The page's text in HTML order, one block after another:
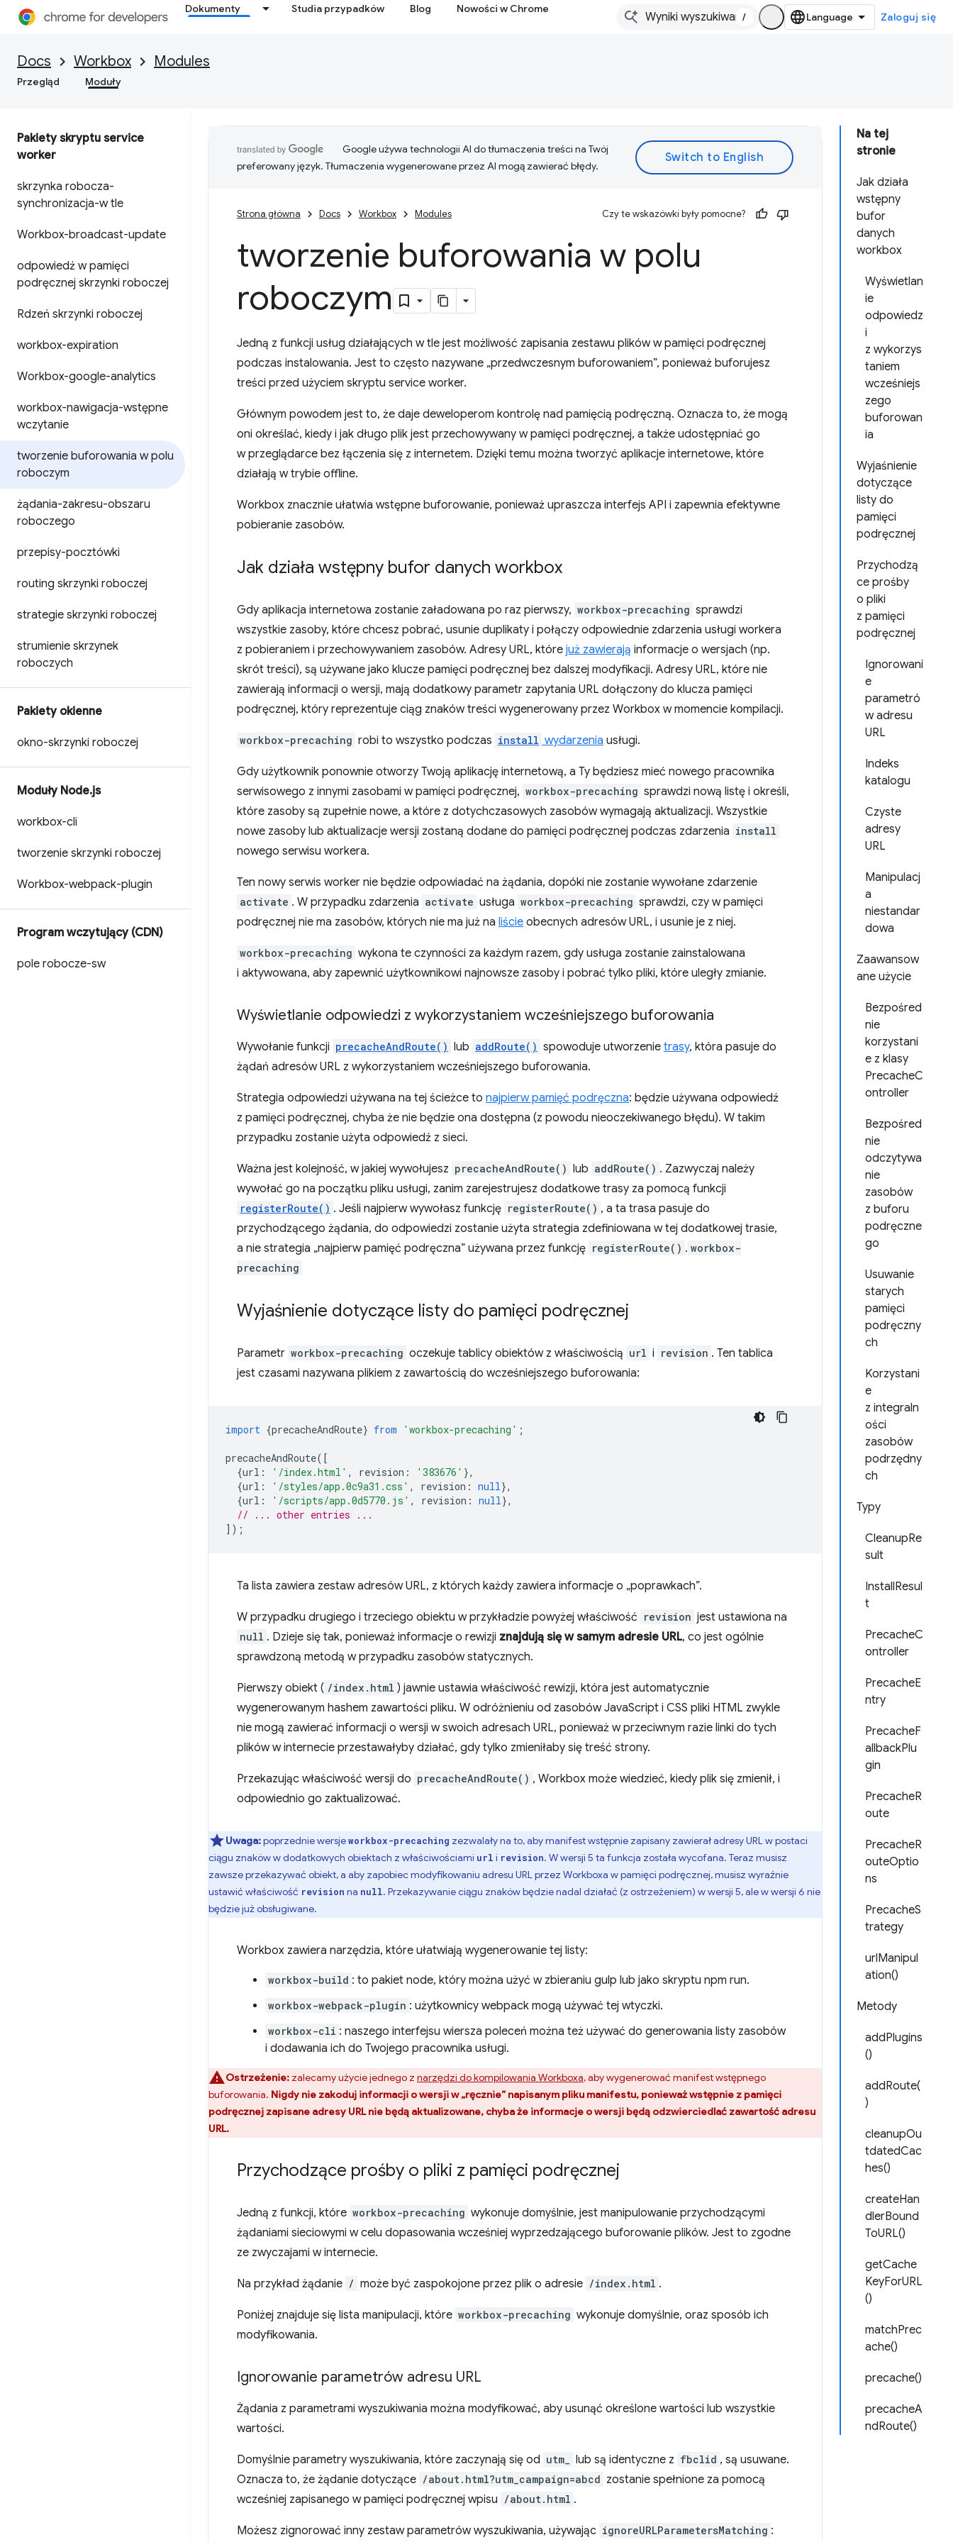
Dokumenty Studia przypadków Blog Nowości w Chrome
/ Zaloguj się
Docs Workbox Modules
Przegląd Moduły
Pakiety skryptu service
worker
skrzynka robocza-
synchronizacja-w tle
Workbox-broadcast-update
odpowiedź w pamięci
podręcznej skrzynki roboczej
Rdzeń skrzynki roboczej
workbox-expiration
Workbox-google-analytics
workbox-nawigacja-wstępne
wczytanie
tworzenie buforowania w polu
roboczym
żądania-zakresu-obszaru
roboczego
przepisy-pocztówki
routing skrzynki roboczej
strategie skrzynki roboczej
strumienie skrzynek
roboczych
Pakiety okienne
okno-skrzynki roboczej
Moduły Node.js
workbox-cli
tworzenie skrzynki roboczej
Workbox-webpack-plugin
Program wczytujący (CDN)
pole robocze-sw
Na tej
stronie
Jak działa
wstępny
bufor
danych
workbox
Wyświetlan
ie
odpowiedz
i
z wykorzys
taniem
wcześniejs
zego
buforowan
ia
Wyjaśnienie
dotyczące
listy do
pamięci
podręcznej
Przychodzą
ce prośby
o pliki
z pamięci
podręcznej
Ignorowani
e
parametró
w adresu
URL
Indeks
katalogu
Czyste
adresy
URL
Manipulacj
a
niestandar
dowa
Zaawansow
ane użycie
Bezpośred
nie
korzystani
e z klasy
PrecacheC
ontroller
Bezpośred
nie
odczytywa
nie
zasobów
z buforu
podręczne
go
Usuwanie
starych
pamięci
podręczny
ch
Korzystani
e
z integraln
ości
zasobów
podrzędny
ch
Typy
CleanupRe
sult
InstallResul
t
PrecacheC
ontroller
PrecacheE
ntry
PrecacheF
allbackPlu
gin
PrecacheR
oute
PrecacheR
outeOptio
ns
PrecacheS
trategy
urlManipul
ation()
Metody
addPlugins
()
addRoute(
)
cleanupOu
tdatedCac
hes()
createHan
dlerBound
ToURL()
getCache
KeyForURL
()
matchPrec
ache()
precache()
precacheA
ndRoute()
Google używa technologii AI do tłumaczenia treści na Twój
preferowany język. Tłumaczenia wygenerowane przez AI mogą zawierać błędy.
Strona główna Docs Workbox Modules Czy te wskazówki były pomocne?
tworzenie buforowania w polu
roboczym
Jedną z funkcji usług działających w tle jest możliwość zapisania zestawu plików w pamięci podręcznej
podczas instalowania. Jest to często nazywane „przedwczesnym buforowaniem”, ponieważ buforujesz
treści przed użyciem skryptu service worker.
Głównym powodem jest to, że daje deweloperom kontrolę nad pamięcią podręczną. Oznacza to, że mogą
oni określać, kiedy i jak długo plik jest przechowywany w pamięci podręcznej, a także udostępniać go
w przeglądarce bez łączenia się z internetem. Dzięki temu można tworzyć aplikacje internetowe, które
działają w trybie offline.
Workbox znacznie ułatwia wstępne buforowanie, ponieważ upraszcza interfejs API i zapewnia efektywne
pobieranie zasobów.
Jak działa wstępny bufor danych workbox
Gdy aplikacja internetowa zostanie załadowana po raz pierwszy, workbox-precaching sprawdzi
wszystkie zasoby, które chcesz pobrać, usunie duplikaty i połączy odpowiednie zdarzenia usługi workera
z pobieraniem i przechowywaniem zasobów. Adresy URL, które już zawierają informacje o wersjach (np.
skrót treści), są używane jako klucze pamięci podręcznej bez dalszej modyfikacji. Adresy URL, które nie
zawierają informacji o wersji, mają dodatkowy parametr zapytania URL dołączony do klucza pamięci
podręcznej, który reprezentuje ciąg znaków treści wygenerowany przez Workbox w momencie kompilacji.
workbox-precaching robi to wszystko podczas install wydarzenia usługi.
Gdy użytkownik ponownie otworzy Twoją aplikację internetową, a Ty będziesz mieć nowego pracownika
serwisowego z innymi zasobami w pamięci podręcznej, workbox-precaching sprawdzi nową listę i określi,
które zasoby są zupełnie nowe, a które z dotychczasowych zasobów wymagają aktualizacji. Wszystkie
nowe zasoby lub aktualizacje wersji zostaną dodane do pamięci podręcznej podczas zdarzenia install
nowego serwisu workera.
Ten nowy serwis worker nie będzie odpowiadać na żądania, dopóki nie zostanie wywołane zdarzenie
activate . W przypadku zdarzenia activate usługa workbox-precaching sprawdzi, czy w pamięci
podręcznej nie ma zasobów, których nie ma już na liście obecnych adresów URL, i usunie je z niej.
workbox-precaching wykona te czynności za każdym razem, gdy usługa zostanie zainstalowana
i aktywowana, aby zapewnić użytkownikowi najnowsze zasoby i pobrać tylko pliki, które uległy zmianie.
Wyświetlanie odpowiedzi z wykorzystaniem wcześniejszego buforowania
Wywołanie funkcji precacheAndRoute() lub addRoute() spowoduje utworzenie trasy, która pasuje do
żądań adresów URL z wykorzystaniem wcześniejszego buforowania.
Strategia odpowiedzi używana na tej ścieżce to najpierw pamięć podręczna: będzie używana odpowiedź
z pamięci podręcznej, chyba że nie będzie ona dostępna (z powodu nieoczekiwanego błędu). W takim
przypadku zostanie użyta odpowiedź z sieci.
Ważna jest kolejność, w jakiej wywołujesz precacheAndRoute() lub addRoute() . Zazwyczaj należy
wywołać go na początku pliku usługi, zanim zarejestrujesz dodatkowe trasy za pomocą funkcji
registerRoute() . Jeśli najpierw wywołasz funkcję registerRoute() , a ta trasa pasuje do
przychodzącego żądania, do odpowiedzi zostanie użyta strategia zdefiniowana w tej dodatkowej trasie,
a nie strategia „najpierw pamięć podręczna” używana przez funkcję registerRoute() . workbox-
precaching
Wyjaśnienie dotyczące listy do pamięci podręcznej
Parametr workbox-precaching oczekuje tablicy obiektów z właściwością url i revision . Ten tablica
jest czasami nazywana plikiem z zawartością do wcześniejszego buforowania:
import {precacheAndRoute} from 'workbox-precaching' ;
precacheAndRoute([
{url : '/index.html' , revision : '383676' },
{url : '/styles/app.0c9a31.css' , revision : null},
{url : '/scripts/app.0d5770.js' , revision : null},
// ... other entries ...
]);
Ta lista zawiera zestaw adresów URL, z których każdy zawiera informacje o „poprawkach”.
W przypadku drugiego i trzeciego obiektu w przykładzie powyżej właściwość revision jest ustawiona na
null . Dzieje się tak, ponieważ informacje o rewizji znajdują się w samym adresie URL, co jest ogólnie
sprawdzoną metodą w przypadku zasobów statycznych.
Pierwszy obiekt ( /index.html ) jawnie ustawia właściwość rewizji, która jest automatycznie
wygenerowanym hashem zawartości pliku. W odróżnieniu od zasobów JavaScript i CSS pliki HTML zwykle
nie mogą zawierać informacji o wersji w swoich adresach URL, ponieważ w przeciwnym razie linki do tych
plików w internecie przestawałyby działać, gdy tylko zmieniłaby się treść strony.
Przekazując właściwość wersji do precacheAndRoute() , Workbox może wiedzieć, kiedy plik się zmienił, i
odpowiednio go zaktualizować.
Uwaga:poprzednie wersjeworkbox-precaching zezwalały na to, aby manifest wstępnie zapisany zawierał adresy URL w postaci
ciągu znaków w dodatkowych obiektach z właściwościami url i revision. W wersji 5 ta funkcja została wycofana. Teraz musisz
zawsze przekazywać obiekt, a aby zapobiec modyfikowaniu adresu URL przez Workboxa w pamięci podręcznej, musisz wyraźnie
ustawić właściwość revision na null. Przekazywanie ciągu znaków będzie nadal działać (z ostrzeżeniem) w wersji 5, ale w wersji 6 nie
będzie już obsługiwane.
Workbox zawiera narzędzia, które ułatwiają wygenerowanie tej listy:
workbox-build : to pakiet node, który można użyć w zbieraniu gulp lub jako skryptu npm run.
workbox-webpack-plugin : użytkownicy webpack mogą używać tej wtyczki.
workbox-cli : naszego interfejsu wiersza poleceń można też używać do generowania listy zasobów
i dodawania ich do Twojego pracownika usługi.
Ostrzeżenie: zalecamy użycie jednego z narzędzi do kompilowania Workboxa, aby wygenerować manifest wstępnego
buforowania. Nigdy nie zakoduj informacji o wersji w „ręcznie” napisanym pliku manifestu, ponieważ wstępnie z pamięci
podręcznej zapisane adresy URL nie będą aktualizowane, chyba że informacje o wersji będą odzwierciedlać zawartość adresu
URL.
Przychodzące prośby o pliki z pamięci podręcznej
Jedną z funkcji, które workbox-precaching wykonuje domyślnie, jest manipulowanie przychodzącymi
żądaniami sieciowymi w celu dopasowania wcześniej wyprzedzającego buforowanie plików. Jest to zgodne
ze zwyczajami w internecie.
Na przykład żądanie / może być zaspokojone przez plik o adresie /index.html .
Poniżej znajduje się lista manipulacji, które workbox-precaching wykonuje domyślnie, oraz sposób ich
modyfikowania.
Ignorowanie parametrów adresu URL
Żądania z parametrami wyszukiwania można modyfikować, aby usunąć określone wartości lub wszystkie
wartości.
Domyślnie parametry wyszukiwania, które zaczynają się od utm_ lub są identyczne z fbclid , są usuwane.
Oznacza to, że żądanie dotyczące /about.html?utm_campaign=abcd zostanie spełnione za pomocą
wcześniej zapisanego w pamięci podręcznej wpisu /about.html .
Możesz zignorować inny zestaw parametrów wyszukiwania, używając ignoreURLParametersMatching :